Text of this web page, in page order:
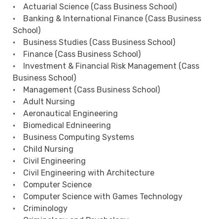
• Actuarial Science (Cass Business School)
• Banking & International Finance (Cass Business
School)
• Business Studies (Cass Business School)
• Finance (Cass Business School)
• Investment & Financial Risk Management (Cass
Business School)
• Management (Cass Business School)
• Adult Nursing
• Aeronautical Engineering
• Biomedical Ednineering
• Business Computing Systems
• Child Nursing
• Civil Engineering
• Civil Engineering with Architecture
• Computer Science
• Computer Science with Games Technology
• Criminology